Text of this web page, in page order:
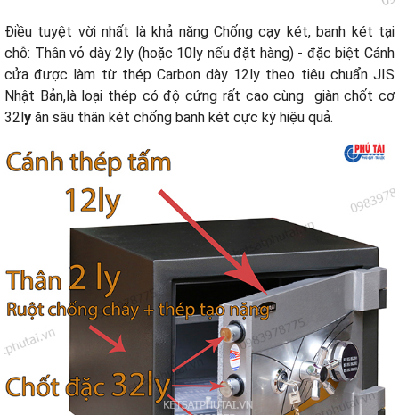
Điều tuyệt vời nhất là khả năng Chống cạy két, banh két tại
chỗ: Thân vỏ dày 2ly (hoặc 10ly nếu đặt hàng) - đặc biệt Cánh
cửa được làm từ thép Carbon dày 12ly theo tiêu chuẩn JIS
Nhật Bản,là loại thép có độ cứng rất cao cùng giàn chốt cơ
32ly ăn sâu thân két chống banh két cực kỳ hiệu quả.